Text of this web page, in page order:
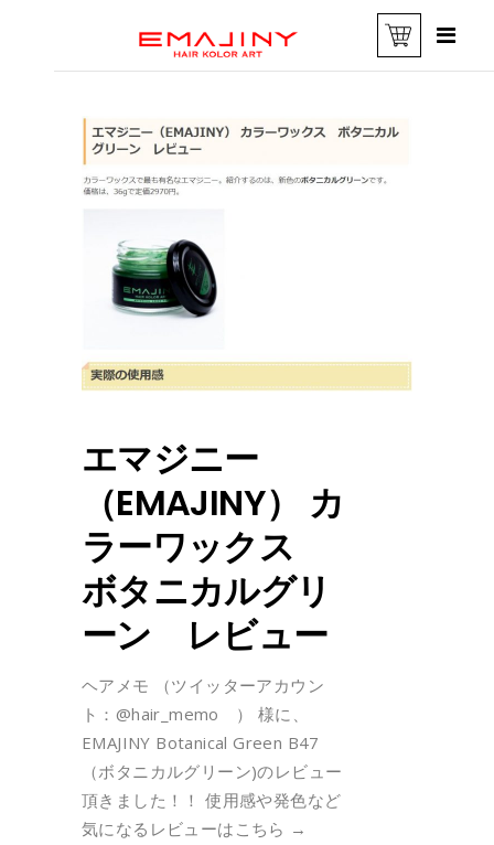
エマジニー
（EMAJINY） カ
ラーワックス
ボタニカルグリ
ーン レビュー
ヘアメモ （ツイッターアカウン
ト：@hair_memo ） 様に、
EMAJINY Botanical Green B47
（ボタニカルグリーン)のレビュー
頂きました！！ 使用感や発色など
気になるレビューはこちら →